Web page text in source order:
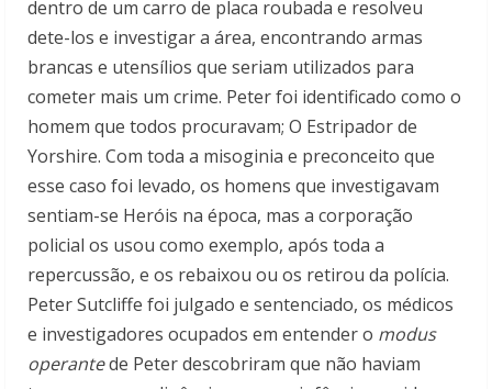
dentro de um carro de placa roubada e resolveu
dete-los e investigar a área, encontrando armas
brancas e utensílios que seriam utilizados para
cometer mais um crime. Peter foi identificado como o
homem que todos procuravam; O Estripador de
Yorshire. Com toda a misoginia e preconceito que
esse caso foi levado, os homens que investigavam
sentiam-se Heróis na época, mas a corporação
policial os usou como exemplo, após toda a
repercussão, e os rebaixou ou os retirou da polícia.
Peter Sutcliffe foi julgado e sentenciado, os médicos
e investigadores ocupados em entender o modus
operantede Peter descobriram que não haviam